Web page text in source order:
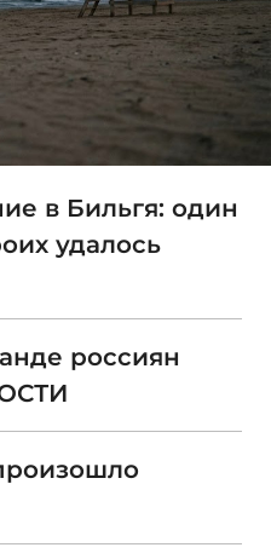
в Бильгя: один
удалось
россиян